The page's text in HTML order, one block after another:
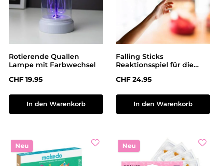
Rotierende Quallen
Lampe mit Farbwechsel
Regulärer Preis:
CHF 19.95
In den Warenkorb
Falling Sticks
Reaktionsspiel für die
Regulärer Preis:
CHF 24.95
In den Warenkorb
Neu Neu